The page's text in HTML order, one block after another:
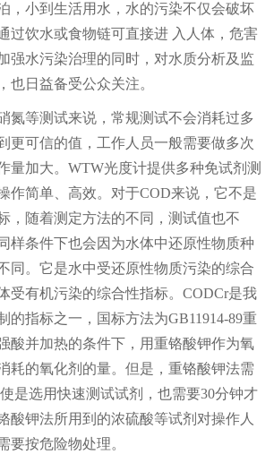
，小到生活用水，水的污染不仅会破坏
过饮水或食物链可直接进 入人体，危害
强水污染治理的同时，对水质分析及监
也日益备受公众关注。
氮等测试来说，常规测试不会消耗过多
更可信的值，工作人员一般需要做多次
量加大。WTW光度计提供多种免试剂测
作简单、高效。对于COD来说，它不是
，随着测定方法的不同，测试值也不
样条件下也会因为水体中还原性物质种
同。它是水中受还原性物质污染的综合
受有机污染的综合性指标。CODCr是我
的指标之一，国标方法为GB11914-89重
酸并加热的条件下，用重铬酸钾作为氧
耗的氧化剂的量。但是，重铬酸钾法需
是选用快速测试试剂，也需要30分钟才
酸钾法所用到的浓硫酸等试剂对操作人
要按危险物处理。